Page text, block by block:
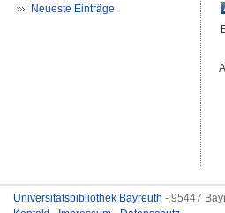
Neueste Einträge
Universitätsbibliothek Bayreuth - 95447